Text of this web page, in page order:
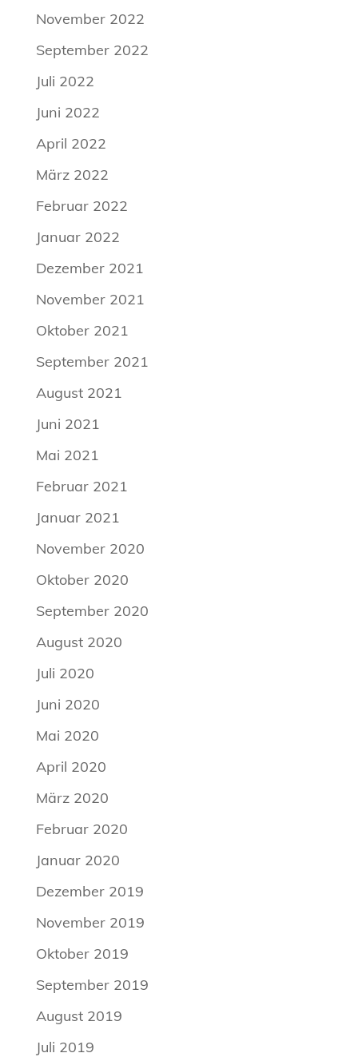
November 2022
September 2022
Juli 2022
Juni 2022
April 2022
März 2022
Februar 2022
Januar 2022
Dezember 2021
November 2021
Oktober 2021
September 2021
August 2021
Juni 2021
Mai 2021
Februar 2021
Januar 2021
November 2020
Oktober 2020
September 2020
August 2020
Juli 2020
Juni 2020
Mai 2020
April 2020
März 2020
Februar 2020
Januar 2020
Dezember 2019
November 2019
Oktober 2019
September 2019
August 2019
Juli 2019